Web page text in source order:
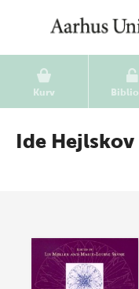
Kurv
Ide Hejlskov